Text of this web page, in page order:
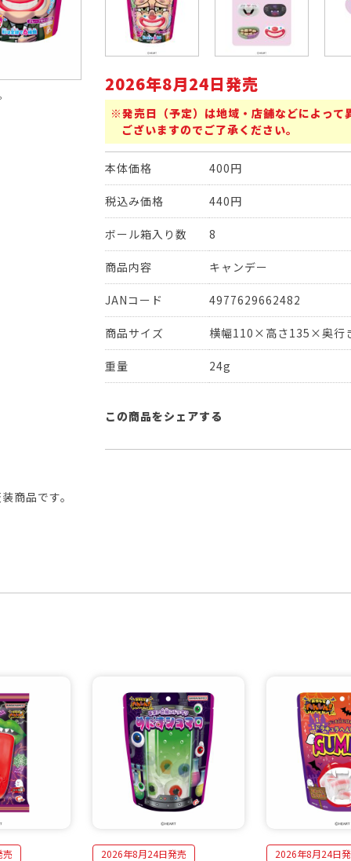
2026年8月24日発売
※発売日（予定）は地域・店舗などによって
ございますのでご了承ください。
本体価格 400円
税込み価格 440円
ボール箱入り数 8
商品内容 キャンデー
JANコード 4977629662482
商品サイズ 横幅110×高さ135×奥行
重量 24g
この商品をシェアする
商品です。
売 2026年8月24日発売 2026年8月24日